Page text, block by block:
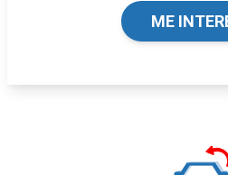
acompañante, sin airbag
desactivación para lado
App-Connect con cable e
ME